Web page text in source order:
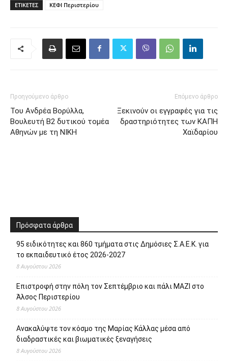
ΕΤΙΚΈΤΕΣ ΚΕΦΙ Περιστερίου
Προηγούμενο άρθρο
Του Ανδρέα Βορύλλα,
Βουλευτή Β2 δυτικού τομέα
Αθηνών με τη ΝΙΚΗ
Επόμενο άρθρο
Ξεκινούν οι εγγραφές για τις
δραστηριότητες των ΚΑΠΗ
Χαϊδαρίου
Πρόσφατα άρθρα
95 ειδικότητες και 860 τμήματα στις Δημόσιες Σ.Α.Ε.Κ. για
το εκπαιδευτικό έτος 2026-2027
8 Αυγούστου 2026
Επιστροφή στην πόλη τον Σεπτέμβριο και πάλι ΜΑΖΙ στο
Άλσος Περιστερίου
8 Αυγούστου 2026
Ανακαλύψτε τον κόσμο της Μαρίας Κάλλας μέσα από
διαδραστικές και βιωματικές ξεναγήσεις
8 Αυγούστου 2026